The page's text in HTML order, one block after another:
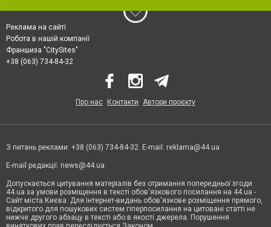
Реклама на сайті
Робота в нашій компанії
Франшиза "CitySites"
+38 (063) 734-84-32
Про нас Контакти Автори проєкту
З питань реклами: +38 (063) 734-84-32. E-mail: reklama@44.ua
E-mail редакції: news@44.ua
Допускається цитування матеріалів без отримання попередньої згоди
44.ua за умови розміщення в тексті обов'язкового посилання на 44.ua -
Сайт міста Києва. Для інтернет-видань обов'язкове розміщення прямого,
відкритого для пошукових систем гіперпосилання на цитовані статті не
нижче другого абзацу в тексті або в якості джерела. Порушення